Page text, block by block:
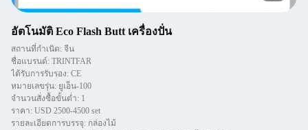
อัตโนมัติ Eco Flash Butt เครื่องปั่น
สถานที่กำเนิด: จีน
ชื่อแบรนด์: TRINTFAR
ได้รับการรับรอง: CE
หมายเลขรุ่น: ยูเอ็น-100
จำนวนสั่งซื้อขั้นต่ำ: 1
ราคา: USD 2500-4500 set
รายละเอียดการบรรจุ: กล่องไม้